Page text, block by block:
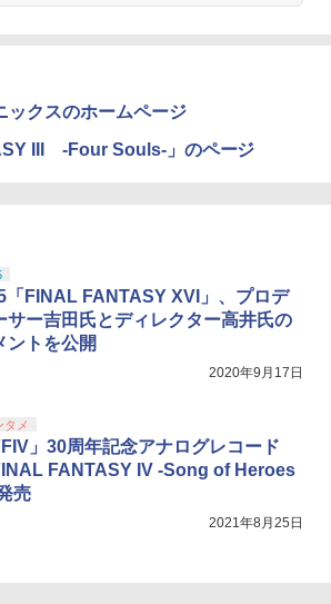
ックスのホームページ
III -Four Souls-」のページ
「FINAL FANTASY XVI」、プロデ
サー吉田氏とディレクター高井氏の
ントを公開
2020年9月17日
タメ
」30周年記念アナログレコード
FANTASY IV -Song of Heroes
売
2021年8月25日